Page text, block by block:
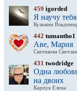
459 igorded
Я научу тебя
Кузьмин
442 tumantho1
Аве, Мария
Светикова
431 twodridge
Одна
на двоих
Карпук Елена